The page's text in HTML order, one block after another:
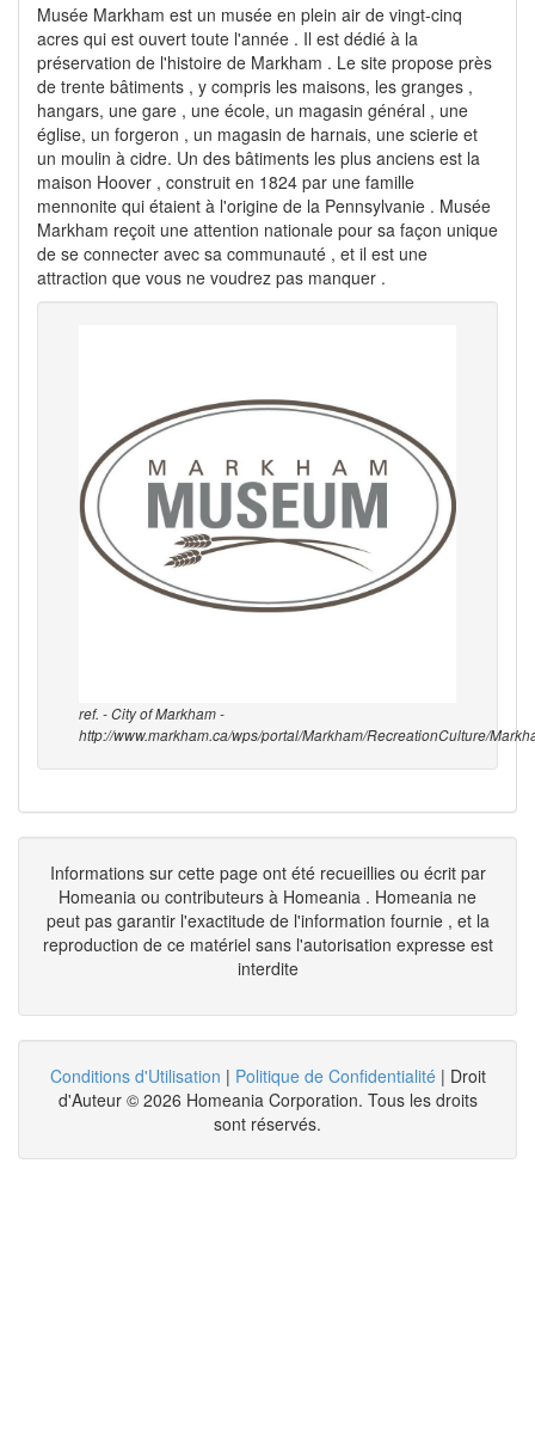
Musée Markham est un musée en plein air de vingt-cinq
acres qui est ouvert toute l'année . Il est dédié à la
préservation de l'histoire de Markham . Le site propose près
de trente bâtiments , y compris les maisons, les granges ,
hangars, une gare , une école, un magasin général , une
église, un forgeron , un magasin de harnais, une scierie et
un moulin à cidre. Un des bâtiments les plus anciens est la
maison Hoover , construit en 1824 par une famille
mennonite qui étaient à l'origine de la Pennsylvanie . Musée
Markham reçoit une attention nationale pour sa façon unique
de se connecter avec sa communauté , et il est une
attraction que vous ne voudrez pas manquer .
ref. - City of Markham -
http://www.markham.ca/wps/portal/Markham/RecreationCulture/
Informations sur cette page ont été recueillies ou écrit par
Homeania ou contributeurs à Homeania . Homeania ne
peut pas garantir l'exactitude de l'information fournie , et la
reproduction de ce matériel sans l'autorisation expresse est
interdite
Conditions d'Utilisation | Politique de Confidentialité| Droit
d'Auteur © 2026 Homeania Corporation. Tous les droits
sont réservés.